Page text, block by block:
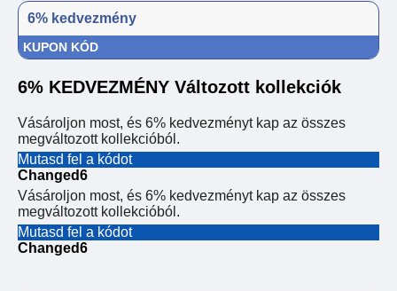
6% kedvezmény
KUPON KÓD
6% KEDVEZMÉNY Változott kollekciók
Vásároljon most, és 6% kedvezményt kap az összes
megváltozott kollekcióból.
Mutasd fel a kódot
Changed6
Vásároljon most, és 6% kedvezményt kap az összes
megváltozott kollekcióból.
Mutasd fel a kódot
Changed6